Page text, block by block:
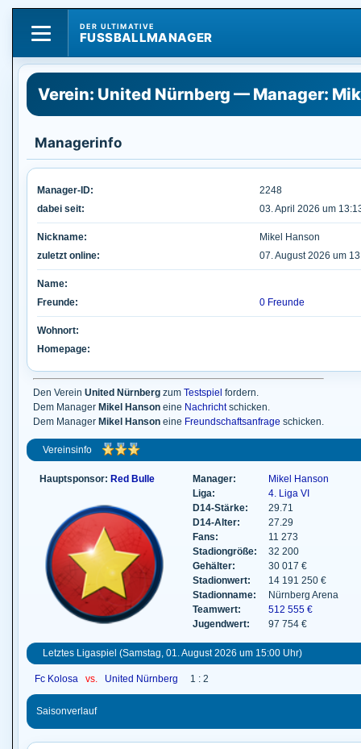
DER ULTIMATIVE
FUSSBALLMANAGER
Verein: United Nürnberg — Manager:
Managerinfo
Manager-ID:
2248
dabei seit:
03. April 2026 um
Nickname:
Mikel Hanson
zuletzt online:
07. August 2026 um
Name:
Freunde:
0 Freunde
Wohnort:
Homepage:
Den Verein United Nürnberg zum Testspiel fordern.
Dem Manager Mikel Hanson eine Nachrichtschicken.
Dem Manager Mikel Hanson eine Freundschaftsanfrage schicken.
Vereinsinfo
Hauptsponsor: Red Bulle Manager:
Mikel Hanson
Liga:
4. Liga VI
D14-Stärke:
29.71
D14-Alter:
27.29
Fans:
11 273
Stadiongröße:
32 200
Gehälter:
30 017 €
Stadionwert:
14 191 250 €
Stadionname:
Nürnberg Arena
Teamwert:
512 555 €
Jugendwert:
97 754 €
Letztes Ligaspiel (Samstag, 01. August 2026 um 15:00 Uhr)
Fc Kolosa vs. United Nürnberg 1 : 2
Saisonverlauf